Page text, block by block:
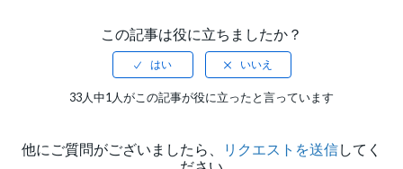
この記事は役に立ちましたか？
33人中1人がこの記事が役に立ったと言っています
他にご質問がございましたら、 リクエストを送信してく